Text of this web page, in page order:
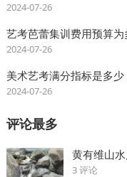
2024-07-26
艺考芭蕾集训费用预算为
2024-07-26
美术艺考满分指标是多少
2024-07-26
评论最多
黄有维山
3 评论